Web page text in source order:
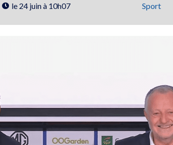
le 24 juin à 10h07 Sport